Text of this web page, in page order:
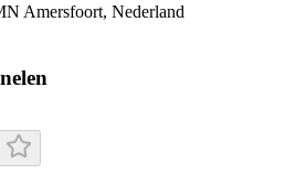
Amersfoort, Nederland